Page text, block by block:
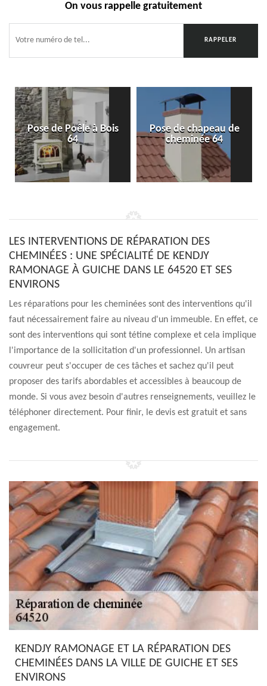
On vous rappelle gratuitement
Pose de Poêle à Bois
64
Pose de chapeau de
cheminée 64
LES INTERVENTIONS DE RÉPARATION DES
CHEMINÉES : UNE SPÉCIALITÉ DE KENDJY
RAMONAGE À GUICHE DANS LE 64520 ET SES
ENVIRONS
Les réparations pour les cheminées sont des interventions qu'il
faut nécessairement faire au niveau d'un immeuble. En effet, ce
sont des interventions qui sont tétine complexe et cela implique
l'importance de la sollicitation d'un professionnel. Un artisan
couvreur peut s'occuper de ces tâches et sachez qu'il peut
proposer des tarifs abordables et accessibles à beaucoup de
monde. Si vous avez besoin d'autres renseignements, veuillez le
téléphoner directement. Pour finir, le devis est gratuit et sans
engagement.
KENDJY RAMONAGE ET LA RÉPARATION DES
CHEMINÉES DANS LA VILLE DE GUICHE ET SES
ENVIRONS